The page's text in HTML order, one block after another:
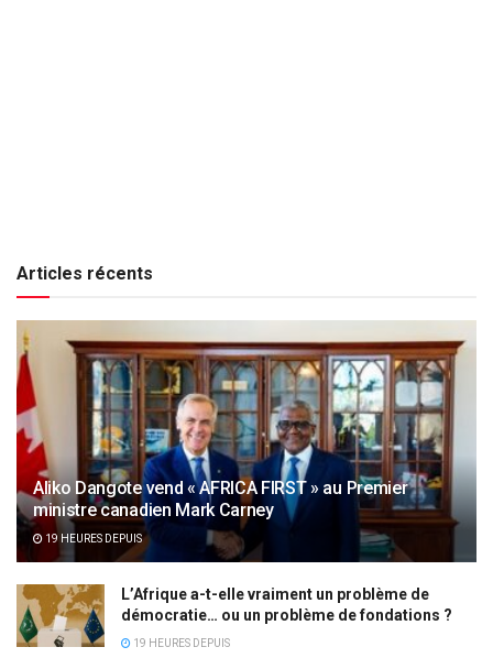
Articles récents
Aliko Dangote vend « AFRICA FIRST » au Premier
ministre canadien Mark Carney
19 HEURES DEPUIS
L’Afrique a-t-elle vraiment un problème de
démocratie… ou un problème de fondations ?
19 HEURES DEPUIS